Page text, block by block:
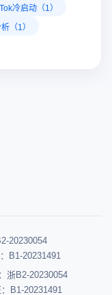
冷启动（1）
（1）
20230054
B1-20231491
浙B2-20230054
B1-20231491